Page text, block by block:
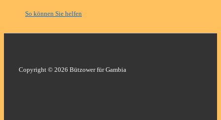
So können Sie helfen
Copyright © 2026 Bützower für Gambia